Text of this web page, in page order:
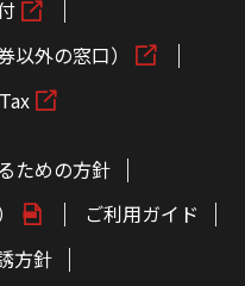
外の窓口）
ための方針
ご利用ガイド
方針